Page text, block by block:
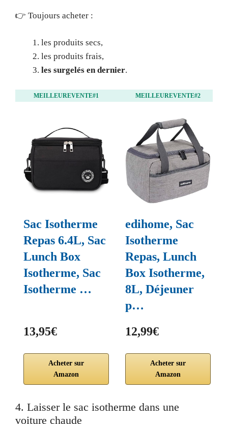
👉 Toujours acheter :
les produits secs,
les produits frais,
les surgelés en dernier.
MEILLEUREVENTE#1
Sac Isotherme
Repas 6.4L, Sac
Lunch Box
Isotherme, Sac
Isotherme …
13,95€
Acheter sur
Amazon
MEILLEUREVENTE#2
edihome, Sac
Isotherme
Repas, Lunch
Box Isotherme,
8L, Déjeuner
p…
12,99€
Acheter sur
Amazon
4. Laisser le sac isotherme dans une
voiture chaude